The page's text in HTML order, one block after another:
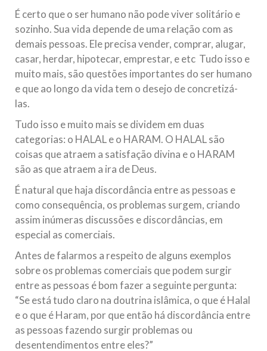
É certo que o ser humano não pode viver solitário e
sozinho. Sua vida depende de uma relação com as
demais pessoas. Ele precisa vender, comprar, alugar,
casar, herdar, hipotecar, emprestar, e etc Tudo isso e
muito mais, são questões importantes do ser humano
e que ao longo da vida tem o desejo de concretizá-
las.
Tudo isso e muito mais se dividem em duas
categorias: o HALAL e o HARAM. O HALAL são
coisas que atraem a satisfação divina e o HARAM
são as que atraem a ira de Deus.
É natural que haja discordância entre as pessoas e
como consequência, os problemas surgem, criando
assim inúmeras discussões e discordâncias, em
especial as comerciais.
Antes de falarmos a respeito de alguns exemplos
sobre os problemas comerciais que podem surgir
entre as pessoas é bom fazer a seguinte pergunta:
“Se está tudo claro na doutrina islâmica, o que é Halal
e o que é Haram, por que então há discordância entre
as pessoas fazendo surgir problemas ou
desentendimentos entre eles?”